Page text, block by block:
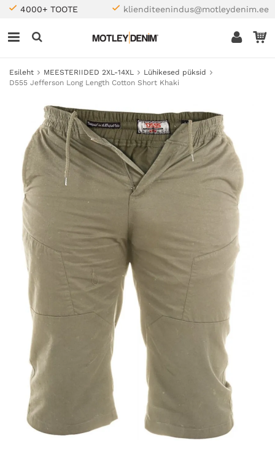
4000+ TOOTE klienditeenindus@motleydenim.ee
Esileht MEESTERIIDED 2XL-14XL
Lühikesed püksid
D555 Jefferson Long Length Cotton Short Khaki